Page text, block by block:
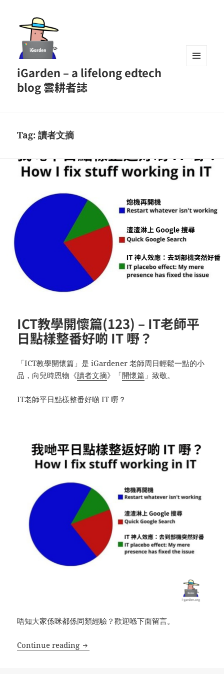
iGarden – a lifelong edtech
blog 雲耕者誌
Tag:讀者文摘
ICT教學開懷篇(123) – IT老師平
日點樣整番好啲 IT 嘢？
「ICT教學開懷篇」是 iGardener 老師周日輕鬆一點的小
品，向兒時恩物《讀者文摘》「開懷篇 」致敬。
IT老師平日點樣整番好啲 IT 嘢？
唔知大家係咪都係同類經驗？歡迎喺下面留言。
Continue reading ICT教學開懷篇(123) – IT老師平日點樣整